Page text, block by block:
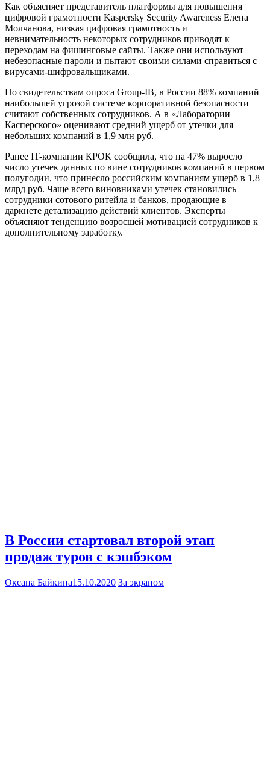
Как объясняет представитель платформы для повышения
цифровой грамотности Kaspersky Security Awareness Елена
Молчанова, низкая цифровая грамотность и
невнимательность некоторых сотрудников приводят к
переходам на фишинговые сайты. Также они используют
небезопасные пароли и пытают своими силами справиться с
вирусами-шифровальщиками.
По свидетельствам опроса Group-IB, в России 88% компаний
наибольшей угрозой системе корпоративной безопасности
считают собственных сотрудников. А в «Лаборатории
Касперского» оценивают средний ущерб от утечки для
небольших компаний в 1,9 млн руб.
Ранее IT-компании КРОК сообщила, что на 47% выросло
число утечек данных по вине сотрудников компаний в первом
полугодии, что принесло российским компаниям ущерб в 1,8
млрд руб. Чаще всего виновниками утечек становились
сотрудники сотового ритейла и банков, продающие в
даркнете детализацию действий клиентов. Эксперты
объясняют тенденцию возросшей мотивацией сотрудников к
дополнительному заработку.
В России стартовал второй этап
продаж туров с кэшбэком
Оксана Байкина15.10.2020 За экраном